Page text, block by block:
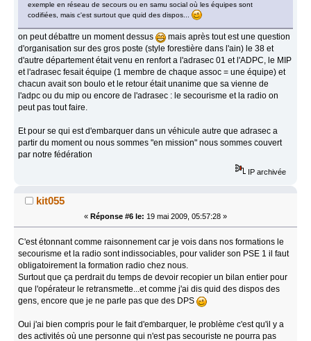
exemple en réseau de secours ou en samu social où les équipes sont
codifiées, mais c'est surtout que quid des dispos...
on peut débattre un moment dessus
mais après tout est une question
d'organisation sur des gros poste (style forestière dans l'ain) le 38 et
d'autre département était venu en renfort a l'adrasec 01 et l'ADPC, le MIP
et l'adrasec fesait équipe (1 membre de chaque assoc = une équipe) et
chacun avait son boulo et le retour était unanime que sa vienne de
l'adpc ou du mip ou encore de l'adrasec : le secourisme et la radio on
peut pas tout faire.
Et pour se qui est d'embarquer dans un véhicule autre que adrasec a
partir du moment ou nous sommes "en mission" nous sommes couvert
par notre fédération
IP archivée
kit055
« Réponse #6 le: 19 mai 2009, 05:57:28 »
C'est étonnant comme raisonnement car je vois dans nos formations le
secourisme et la radio sont indissociables, pour valider son PSE 1 il faut
obligatoirement la formation radio chez nous.
Surtout que ça perdrait du temps de devoir recopier un bilan entier pour
que l'opérateur le retransmette...et comme j'ai dis quid des dispos des
gens, encore que je ne parle pas que des DPS
Oui j'ai bien compris pour le fait d'embarquer, le problème c'est qu'il y a
des activités où une personne qui n'est pas secouriste ne pourra pas